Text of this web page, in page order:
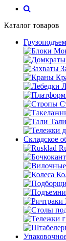
Каталог товаров
Тали
Складское